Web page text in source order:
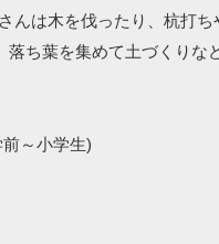
んは木を伐ったり、杭打
ち葉を集めて土づくりな
～小学生)